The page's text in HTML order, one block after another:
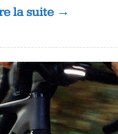
la suite →